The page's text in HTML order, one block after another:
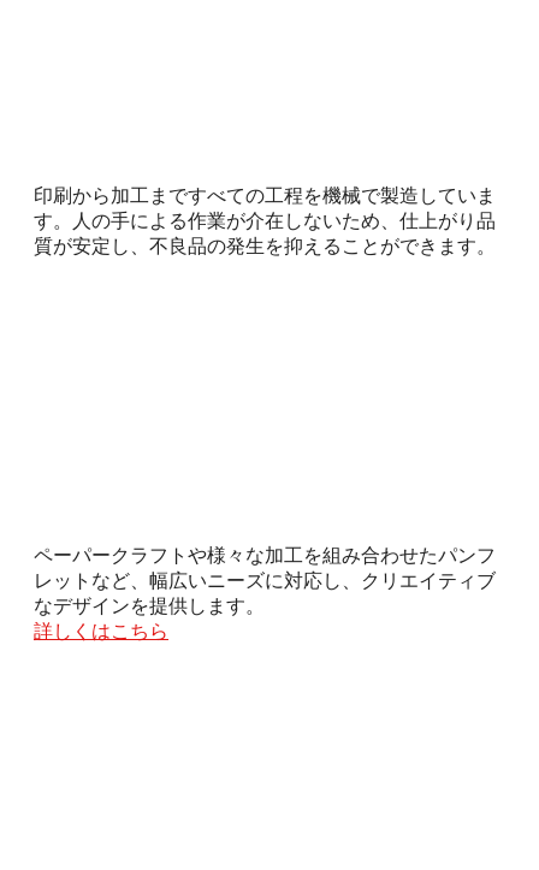
印刷から加工まですべての工程を機械で製造していま
す。人の手による作業が介在しないため、仕上がり品
質が安定し、不良品の発生を抑えることができます。
ペーパークラフトや様々な加工を組み合わせたパンフ
レットなど、幅広いニーズに対応し、クリエイティブ
なデザインを提供します。
詳しくはこちら